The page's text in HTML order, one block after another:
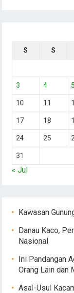
S
S
3 4 5
10 11
17 18
24 25
31
« Jul
Kawasan
Danau Kaco,
Nasional
Ini Pandangan
Orang Lain dan
Asal-Usul